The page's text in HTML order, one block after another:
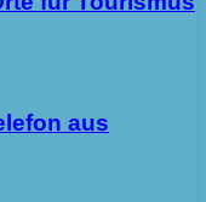
aus